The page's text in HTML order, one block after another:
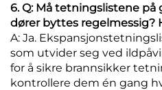
6. Q: Må tetningslistene
dører byttes regelmessig?
A: Ja.
som utvider seg ved
for å sikre brannsikker
kontrollere dem én gang